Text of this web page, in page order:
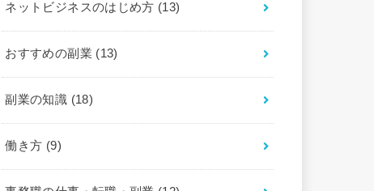
ネットビジネスのはじめ方 (13)
おすすめの副業 (13)
副業の知識 (18)
働き方 (9)